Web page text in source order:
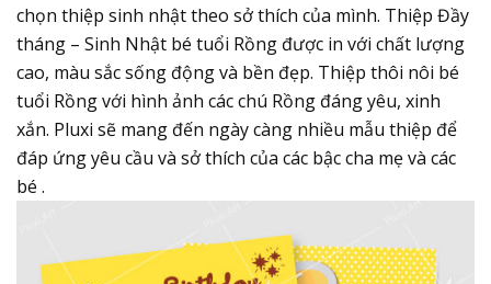
chọn thiệp sinh nhật theo sở thích của mình. Thiệp Đầy
tháng – Sinh Nhật bé tuổi Rồng được in với chất lượng
cao, màu sắc sống động và bền đẹp. Thiệp thôi nôi bé
tuổi Rồng với hình ảnh các chú Rồng đáng yêu, xinh
xắn. Pluxi sẽ mang đến ngày càng nhiều mẫu thiệp để
đáp ứng yêu cầu và sở thích của các bậc cha mẹ và các
bé .